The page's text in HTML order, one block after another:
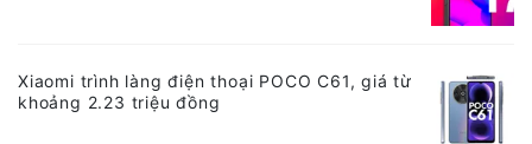
Xiaomi trình làng điện thoại POCO C61, giá từ
khoảng 2.23 triệu đồng